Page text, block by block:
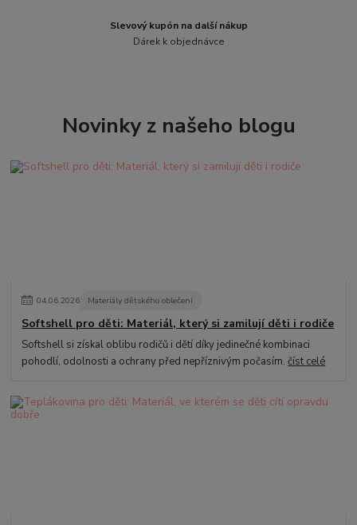
Slevový kupón na další nákup
Dárek k objednávce
Novinky z našeho blogu
04.06.2026 Materiály dětského oblečení
Softshell pro děti: Materiál, který si zamilují děti i rodiče
Softshell si získal oblibu rodičů i dětí díky jedinečné kombinaci
pohodlí, odolnosti a ochrany před nepříznivým počasím.číst celé